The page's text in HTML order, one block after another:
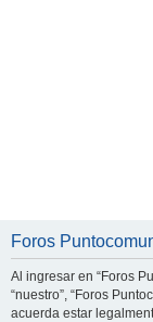
Foros
Al ingresar en “Foros
“nuestro”, “Foros
acuerda estar